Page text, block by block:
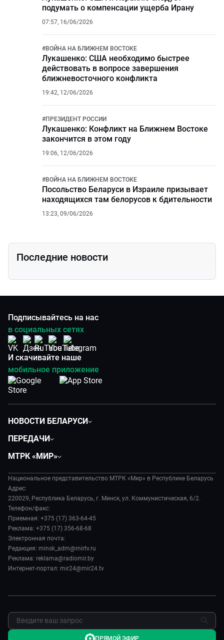
подумать о компенсации ущерба Ирану
07:57, 16/06/2026
#ВОЙНА НА БЛИЖНЕМ ВОСТОКЕ
Лукашенко: США необходимо быстрее
действовать в вопросе завершения
ближневосточного конфликта
19:42, 12/06/2026
#ПРЕЗИДЕНТ РОССИИ
Лукашенко: Конфликт на Ближнем Востоке
закончится в этом году
19:06, 12/06/2026
#ВОЙНА НА БЛИЖНЕМ ВОСТОКЕ
Посольство Беларуси в Израиле призывает
находящихся там белорусов к бдительности
13:23, 09/06/2026
Последние новости
Подписывайтесь на нас
в социальных сетях
И скачивайте наше
мобильное приложение
НОВОСТИ БЕЛАРУСИ
Экономика
Происшествия
Наука и технологии
Здоровье и медицина
Авто
Культура
Спорт
ПЕРЕДАЧИ
Все как у людей
Вместе выгодно
Евразия. Культурно
Евразия. Регионы
Наши иностранцы
Пять причин поехать в...
Сделано в Содружестве
МТРК «МИР»
История
Руководство
Лица мира
Новости
Пресса о нас
Карьера
Реклама
Национальное представительство МТРК «Мир» в Республике Беларусь
Адрес:
220029, Республика Беларусь, г. Минск, ул. Коммунистическая, 6/2.
Телефон/факс:
Приемная: +375 (17) 363-64-45
Реклама: +375 (17) 356-68-68
Электронная почта:
Редакция: minsk_adm@mirtv.ru
Реклама: reklama@radiomir.by
Интернет-портал: mir24@mir24.tv
ПРЯМОЙ ЭФИР